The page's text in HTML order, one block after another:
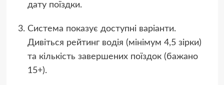
дату поїздки.
Система показує доступні варіанти.
Дивіться рейтинг водія (мінімум 4,5 зірки)
та кількість завершених поїздок (бажано
15+).